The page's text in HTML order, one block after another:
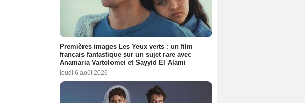
Premières images Les Yeux verts : un film
français fantastique sur un sujet rare avec
Anamaria Vartolomei et Sayyid El Alami
jeudi 6 août 2026